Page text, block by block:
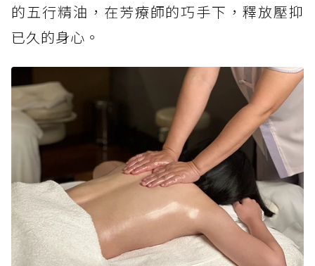
的五行精油，在芳療師的巧手下，釋放壓抑
已久的身心。